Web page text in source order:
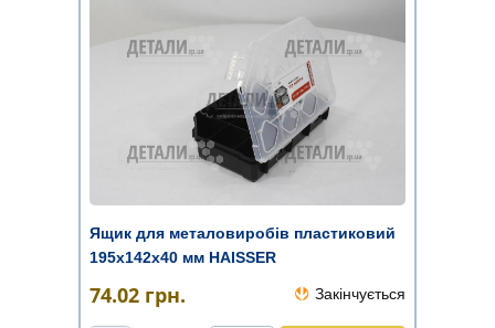
Ящик для металовиробів пластиковий
195х142х40 мм HAISSER
74.02 грн. Закінчується